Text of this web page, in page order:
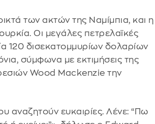
των ακτών της Ναμίμπια, και η
Οι μεγάλες πετρελαϊκές
120 δισεκατομμυρίων δολαρίων
σύμφωνα με εκτιμήσεις της
Wood Mackenzie την
αναζητούν ευκαιρίες. Λένε: “Πω